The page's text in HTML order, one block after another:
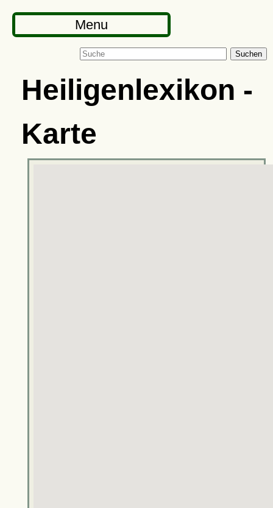
Menu
Suchen
Heiligenlexikon -
Karte